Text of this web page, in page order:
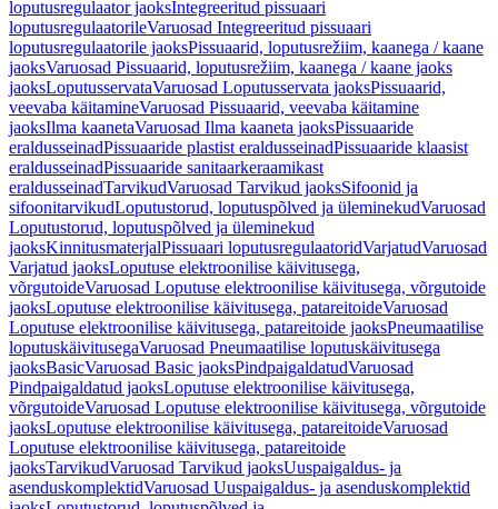
loputusregulaator jaoksIntegreeritud pissuaari
loputusregulaatorileVaruosad Integreeritud pissuaari
loputusregulaatorile jaoksPissuaarid, loputusrežiim, kaanega / kaane
jaoksVaruosad Pissuaarid, loputusrežiim, kaanega / kaane jaoks
jaoksLoputusservataVaruosad Loputusservata jaoksPissuaarid,
veevaba käitamineVaruosad Pissuaarid, veevaba käitamine
jaoksIlma kaanetaVaruosad Ilma kaaneta jaoksPissuaaride
eraldusseinadPissuaaride plastist eraldusseinadPissuaaride klaasist
eraldusseinadPissuaaride sanitaarkeraamikast
eraldusseinadTarvikudVaruosad Tarvikud jaoksSifoonid ja
sifoonitarvikudLoputustorud, loputuspõlved ja üleminekudVaruosad
Loputustorud, loputuspõlved ja üleminekud
jaoksKinnitusmaterjalPissuaari loputusregulaatoridVarjatudVaruosad
Varjatud jaoksLoputuse elektroonilise käivitusega,
võrgutoideVaruosad Loputuse elektroonilise käivitusega, võrgutoide
jaoksLoputuse elektroonilise käivitusega, patareitoideVaruosad
Loputuse elektroonilise käivitusega, patareitoide jaoksPneumaatilise
loputuskäivitusegaVaruosad Pneumaatilise loputuskäivitusega
jaoksBasicVaruosad Basic jaoksPindpaigaldatudVaruosad
Pindpaigaldatud jaoksLoputuse elektroonilise käivitusega,
võrgutoideVaruosad Loputuse elektroonilise käivitusega, võrgutoide
jaoksLoputuse elektroonilise käivitusega, patareitoideVaruosad
Loputuse elektroonilise käivitusega, patareitoide
jaoksTarvikudVaruosad Tarvikud jaoksUuspaigaldus- ja
asenduskomplektidVaruosad Uuspaigaldus- ja asenduskomplektid